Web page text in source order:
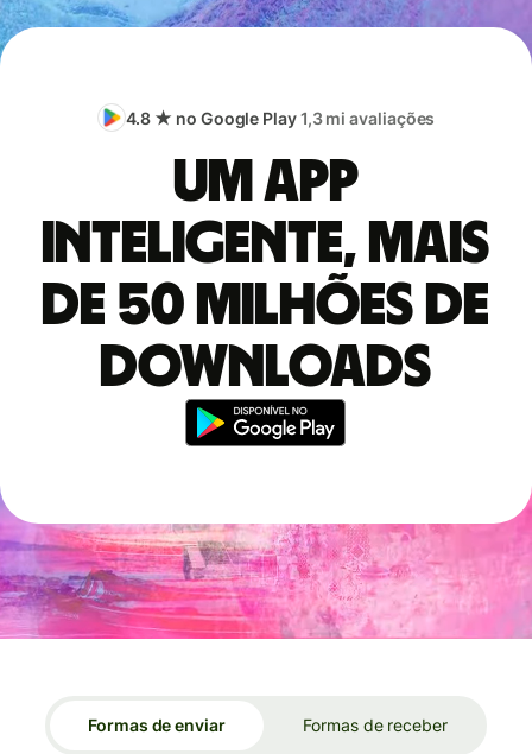
4.8 ★ no Google Play1,3 mi avaliações
Um app
inteligente, mais
de 50 milhões de
downloads
Formas de enviar Formas de receber